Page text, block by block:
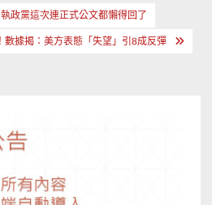
政黨這次連正式公文都懶得回了
數據揭：美方表態「失望」引8成反彈